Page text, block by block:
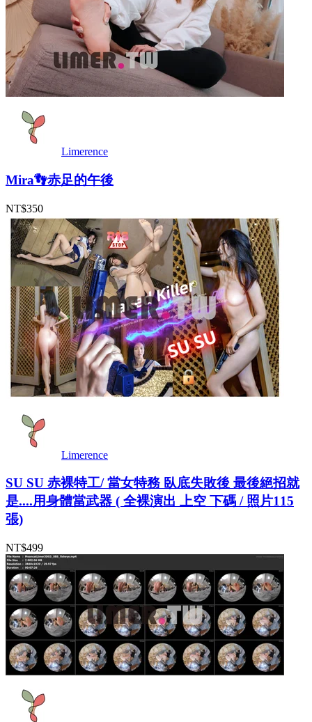
Limerence
Mira👣赤足的午後
NT$350
Limerence
SU SU 赤裸特工/ 當女特務 臥底失敗後 最後絕招就
是....用身體當武器 ( 全裸演出 上空 下碼 / 照片115
張)
NT$499